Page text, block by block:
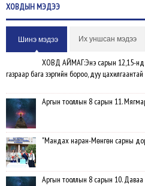
ХОВДЫНМЭДЭЭ
Шинэ мэдээ Их уншсан мэдээ
ХОВД АЙМАГ:Энэ сарын 12,15-нд
газраар бага зэргийн бороо, дуу
Аргын тооллын 8 сарын 11.
"Мандах наран-Мөнгөн сарны
Аргын тооллын 8 сарын 10. Даваа